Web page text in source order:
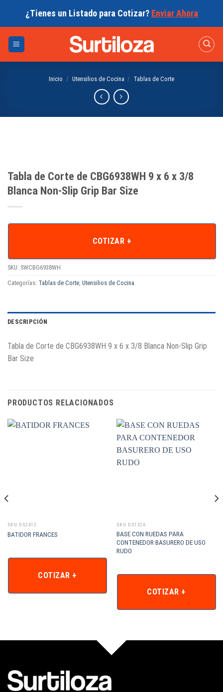
¿Tienes un Listado para Cotizar? Enviar Ahora
Inicio / Utensilios de Cocina / Tablas de Corte
Tabla de Corte de CBG6938WH 9 x 6 x 3/8
Blanca Non-Slip Grip Bar Size
COTIZAR +
SKU: SWCBG6938WH
Categorías: Tablas de Corte, Utensilios de Cocina
DESCRIPCIÓN
Tabla de Corte de CBG6938WH 9 x 6 x 3/8 Blanca Non-Slip Grip
Bar Size
PRODUCTOS RELACIONADOS
SKU: DS2612
BATIDOR FRANCES
COTIZAR +
SKU: DS1326
BASE CON RUEDAS PARA
CONTENEDOR BASURERO DE USO
RUDO
COTIZAR +